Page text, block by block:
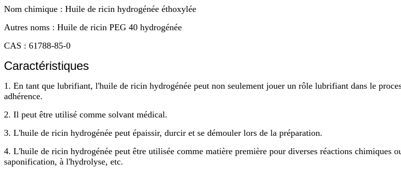
Nom chimique : Huile de ricin hydrogénée éthoxylée
Autres noms : Huile de ricin PEG 40 hydrogénée
CAS : 61788-85-0
Caractéristiques
1. En tant que lubrifiant, l'huile de ricin hydrogénée peut non seulement jouer un rôle lubrifiant dans le
adhérence.
2. Il peut être utilisé comme solvant médical.
3. L'huile de ricin hydrogénée peut épaissir, durcir et se démouler lors de la préparation.
4. L'huile de ricin hydrogénée peut être utilisée comme matière première pour diverses réactions chimiques
saponification, à l'hydrolyse, etc.